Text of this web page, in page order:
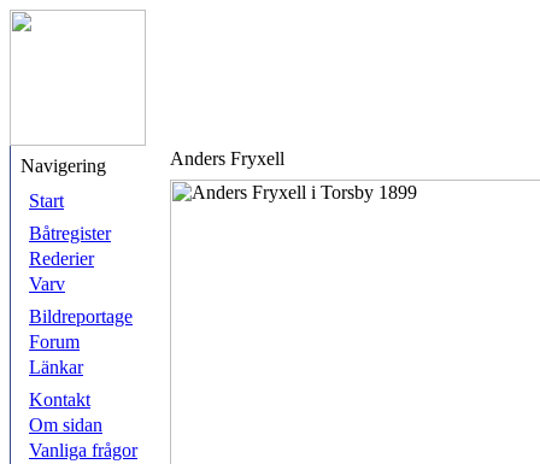
Navigering
Start
Båtregister
Rederier
Varv
Bildreportage
Forum
Länkar
Kontakt
Om sidan
Vanliga frågor
Anders Fryxell